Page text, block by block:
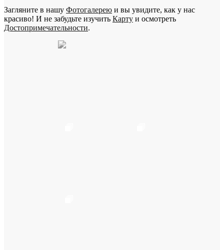
Загляните в нашу Фотогалерею и вы увидите, как у нас
красиво! И не забудьте изучить Карту и осмотреть
Достопримечательности.